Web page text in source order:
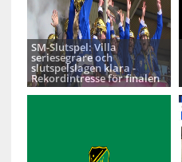
SM-Slutspel: Villa
seriesegrare och
slutspelslagen klara -
Rekordintresse för finalen